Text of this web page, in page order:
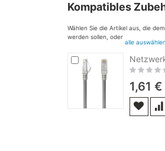
Kompatibles
Wählen Sie die Artikel aus, die
werden sollen, oder
alle auswählen
Rating:
1,61 €
den
Warenkorb